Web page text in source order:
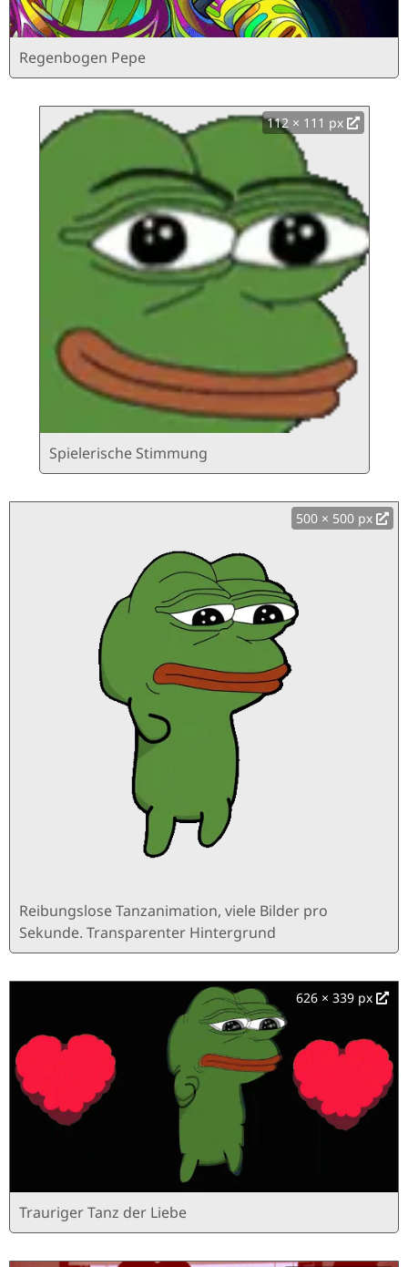
Regenbogen Pepe
112 × 111 px
Spielerische Stimmung
500 × 500 px
Reibungslose Tanzanimation, viele Bilder pro
Sekunde. Transparenter Hintergrund
626 × 339 px
Trauriger Tanz der Liebe